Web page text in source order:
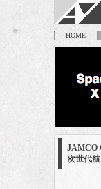
HOME
JAMCO
次世代